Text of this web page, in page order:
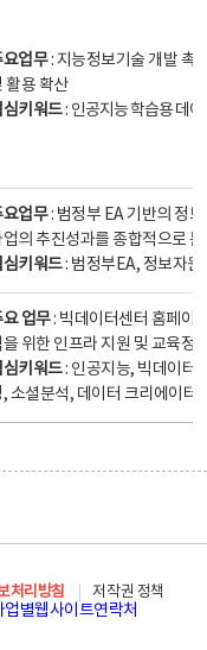
요업무: 지능정보기술 개발 촉
활용 확산
심키워드: 인공지능 학습용 데
요업무: 범정부 EA 기반의 정
의 추진성과를 종합적으로
심키워드: 범정부EA, 정보자
업무: 빅데이터센터 홈페이
을 위한 인프라 지원 및 교육정
심키워드: 인공지능, 빅데이터,
, 소셜분석, 데이터 크리에이터
처리방침
저작권 정책
업별웹사이트연락처